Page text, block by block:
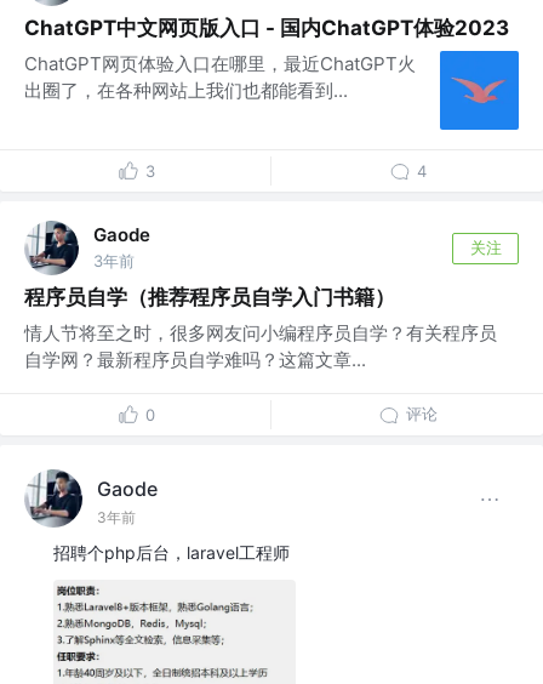
ChatGPT中文网页版入口 - 国内ChatGPT体验2023
ChatGPT网页体验入口在哪里，最近ChatGPT火
出圈了，在各种网站上我们也都能看到...
3 4
Gaode
3年前
关注
程序员自学（推荐程序员自学入门书籍）
情人节将至之时，很多网友问小编程序员自学？有关程序员
自学网？最新程序员自学难吗？这篇文章...
0 评论
Gaode
3年前
招聘个php后台，laravel工程师